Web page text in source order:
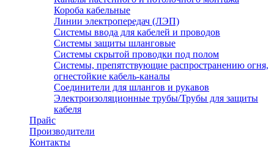
Короба кабельные
Линии электропередач (ЛЭП)
Системы ввода для кабелей и проводов
Системы защиты шланговые
Системы скрытой проводки под полом
Системы, препятствующие распространению огня,
огнестойкие кабель-каналы
Соединители для шлангов и рукавов
Электроизоляционные трубы/Трубы для защиты
кабеля
Прайс
Производители
Контакты